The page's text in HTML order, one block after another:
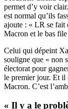
permet d’y voir
est normal qu’ils
ajoute : « LR se fait
Macron et le bas
Celui qui dépeint
souligne que « non
électorat pour
le premier jour. Et il
Macron. C’est
« Il y a le